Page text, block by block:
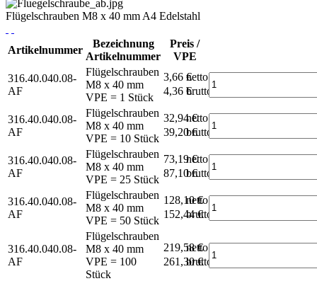
Flügelschrauben M8 x 40 mm A4 Edelstahl
Artikelnummer
Bezeichnung
Artikelnummer
Preis /
VPE
316.40.040.08-
AF
Flügelschrauben
M8 x 40 mm
VPE = 1 Stück
3,66 €netto
4,36 €brutto*
316.40.040.08-
AF
Flügelschrauben
M8 x 40 mm
VPE = 10 Stück
32,94 €
netto
39,20 €brutto*
316.40.040.08-
AF
Flügelschrauben
M8 x 40 mm
VPE = 25 Stück
73,19 €
netto
87,10 €brutto*
316.40.040.08-
AF
Flügelschrauben
M8 x 40 mm
VPE = 50 Stück
128,10 €
netto
152,44 €
brutto*
316.40.040.08-
AF
Flügelschrauben
M8 x 40 mm
VPE = 100
Stück
219,58 €
netto
261,30 €
brutto*